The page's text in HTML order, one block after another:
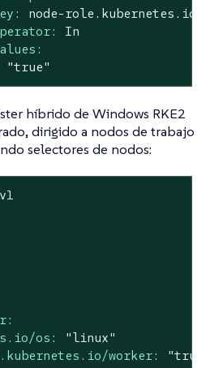
node-role.kubernetes.io/
In
"true"
híbrido de Windows RKE2
dirigido a nodos de trabajo
selectores de nodos:
os:
"linux"
worker:
"true"